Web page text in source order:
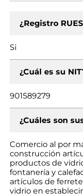
¿Registro
Si
¿Cuál es su
901589279
¿Cuáles son
Comercio al por
construcción
productos de
fontanería y
artículos de
vidrio en